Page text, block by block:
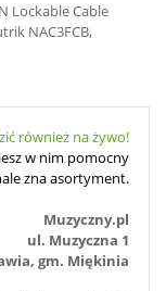
Lockable Cable
NAC3FCB,
również na żywo!
w nim pomocny
zna asortyment.
Muzyczny.pl
ul. Muzyczna 1
gm. Miękinia